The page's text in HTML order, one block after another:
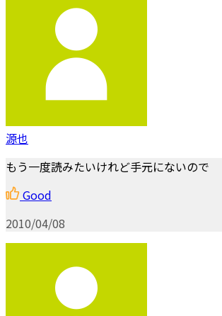
源也
もう一度読みたいけれど手元にないので
Good
2010/04/08